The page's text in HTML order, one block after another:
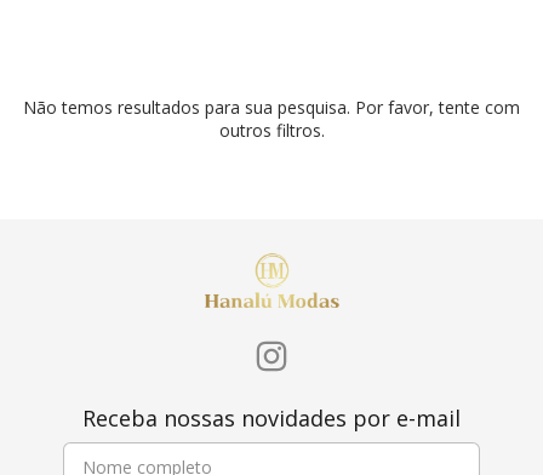
Não temos resultados para sua pesquisa. Por favor, tente com
outros filtros.
Receba nossas novidades por e-mail